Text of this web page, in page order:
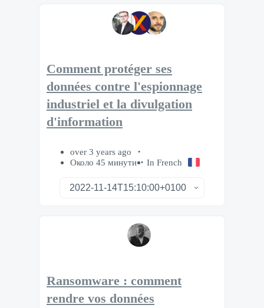
Comment protéger ses
données contre l'espionnage
industriel et la divulgation
d'information
over 3 years ago
Около 45 минути
In French
Ransomware : comment
rendre vos données